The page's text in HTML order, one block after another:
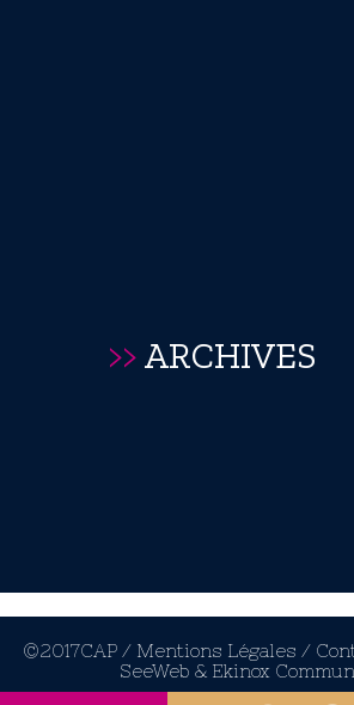
>>ARCHIVES
©2017CAP / Mentions Légales /
SeeWeb & Ekinox